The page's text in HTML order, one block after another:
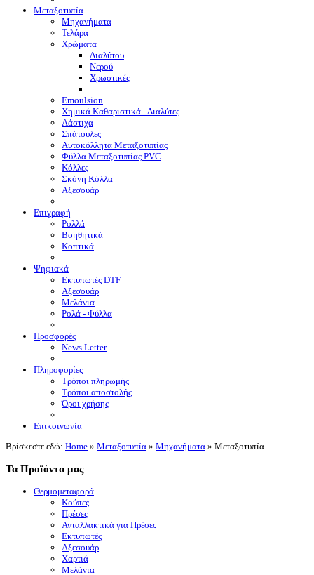
Μεταξοτυπία
Μηχανήματα
Τελάρα
Χρώματα
Διαλύτου
Νερού
Χρωστικές
Emoulsion
Χημικά Καθαριστικά - Διαλύτες
Λάστιχα
Σπάτουλες
Αυτοκόλλητα Μεταξοτυπίας
Φύλλα Μεταξοτυπίας PVC
Κόλλες
Σκόνη Κόλλα
Αξεσουάρ
Επιγραφή
Ρολλά
Βοηθητικά
Κοπτικά
Ψηφιακά
Eκτυπωτές DTF
Αξεσουάρ
Μελάνια
Ρολά - Φύλλα
Προσφορές
News Letter
Πληροφορίες
Τρόποι πληρωμής
Τρόποι αποστολής
Όροι χρήσης
Επικοινωνία
Βρίσκεστε εδώ: Home » Μεταξοτυπία » Μηχανήματα » Μεταξοτυπία
Τα Προϊόντα μας
Θερμομεταφορά
Κούπες
Πρέσες
Ανταλλακτικά για Πρέσες
Εκτυπωτές
Αξεσουάρ
Χαρτιά
Μελάνια